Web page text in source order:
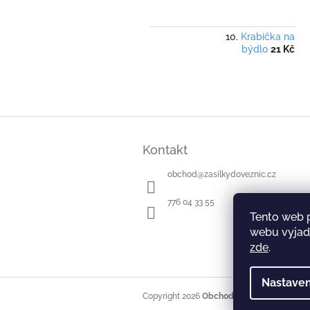
Tento web
webu
zde.
Krabička na
býdlo 21 Kč
Kontakt
obchod@zasilkydoveznic.cz
776 04 33 55
Copyright 2026 Obchod Zásilky do věznic.